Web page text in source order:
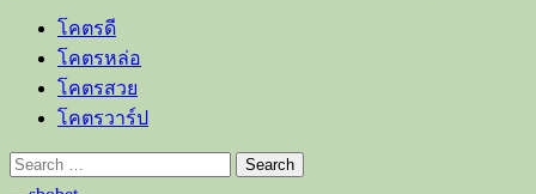
โคตรดี
โคตรหล่อ
โคตรสวย
โคตรวาร์ป
Search
for: